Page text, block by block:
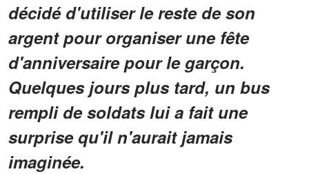
décidé d'utiliser le reste de son
argent pour organiser une fête
d'anniversaire pour le garçon.
Quelques jours plus tard, un bus
rempli de soldats lui a fait une
surprise qu'il n'aurait jamais
imaginée.